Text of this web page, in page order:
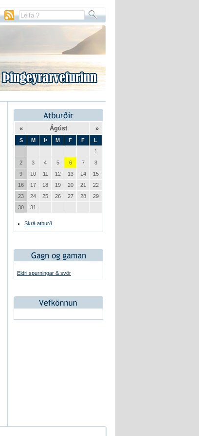
« Ágúst »
S M Þ M F F
L
1
2
3 4 5 6 7
8
9
10 11 12 13 14
15
16
17 18 19 20 21
22
23
24 25 26 27 28
29
30
31
Skrá atburð
Eldri spurningar & svör